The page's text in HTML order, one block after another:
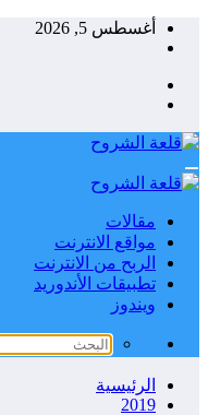
التجاوزأغسطس 5, 2026
مقالات
مواقع الانترنت
الربح من الانترنت
تطبيقات الأندوريد
ويندوز
الرئيسية
2019